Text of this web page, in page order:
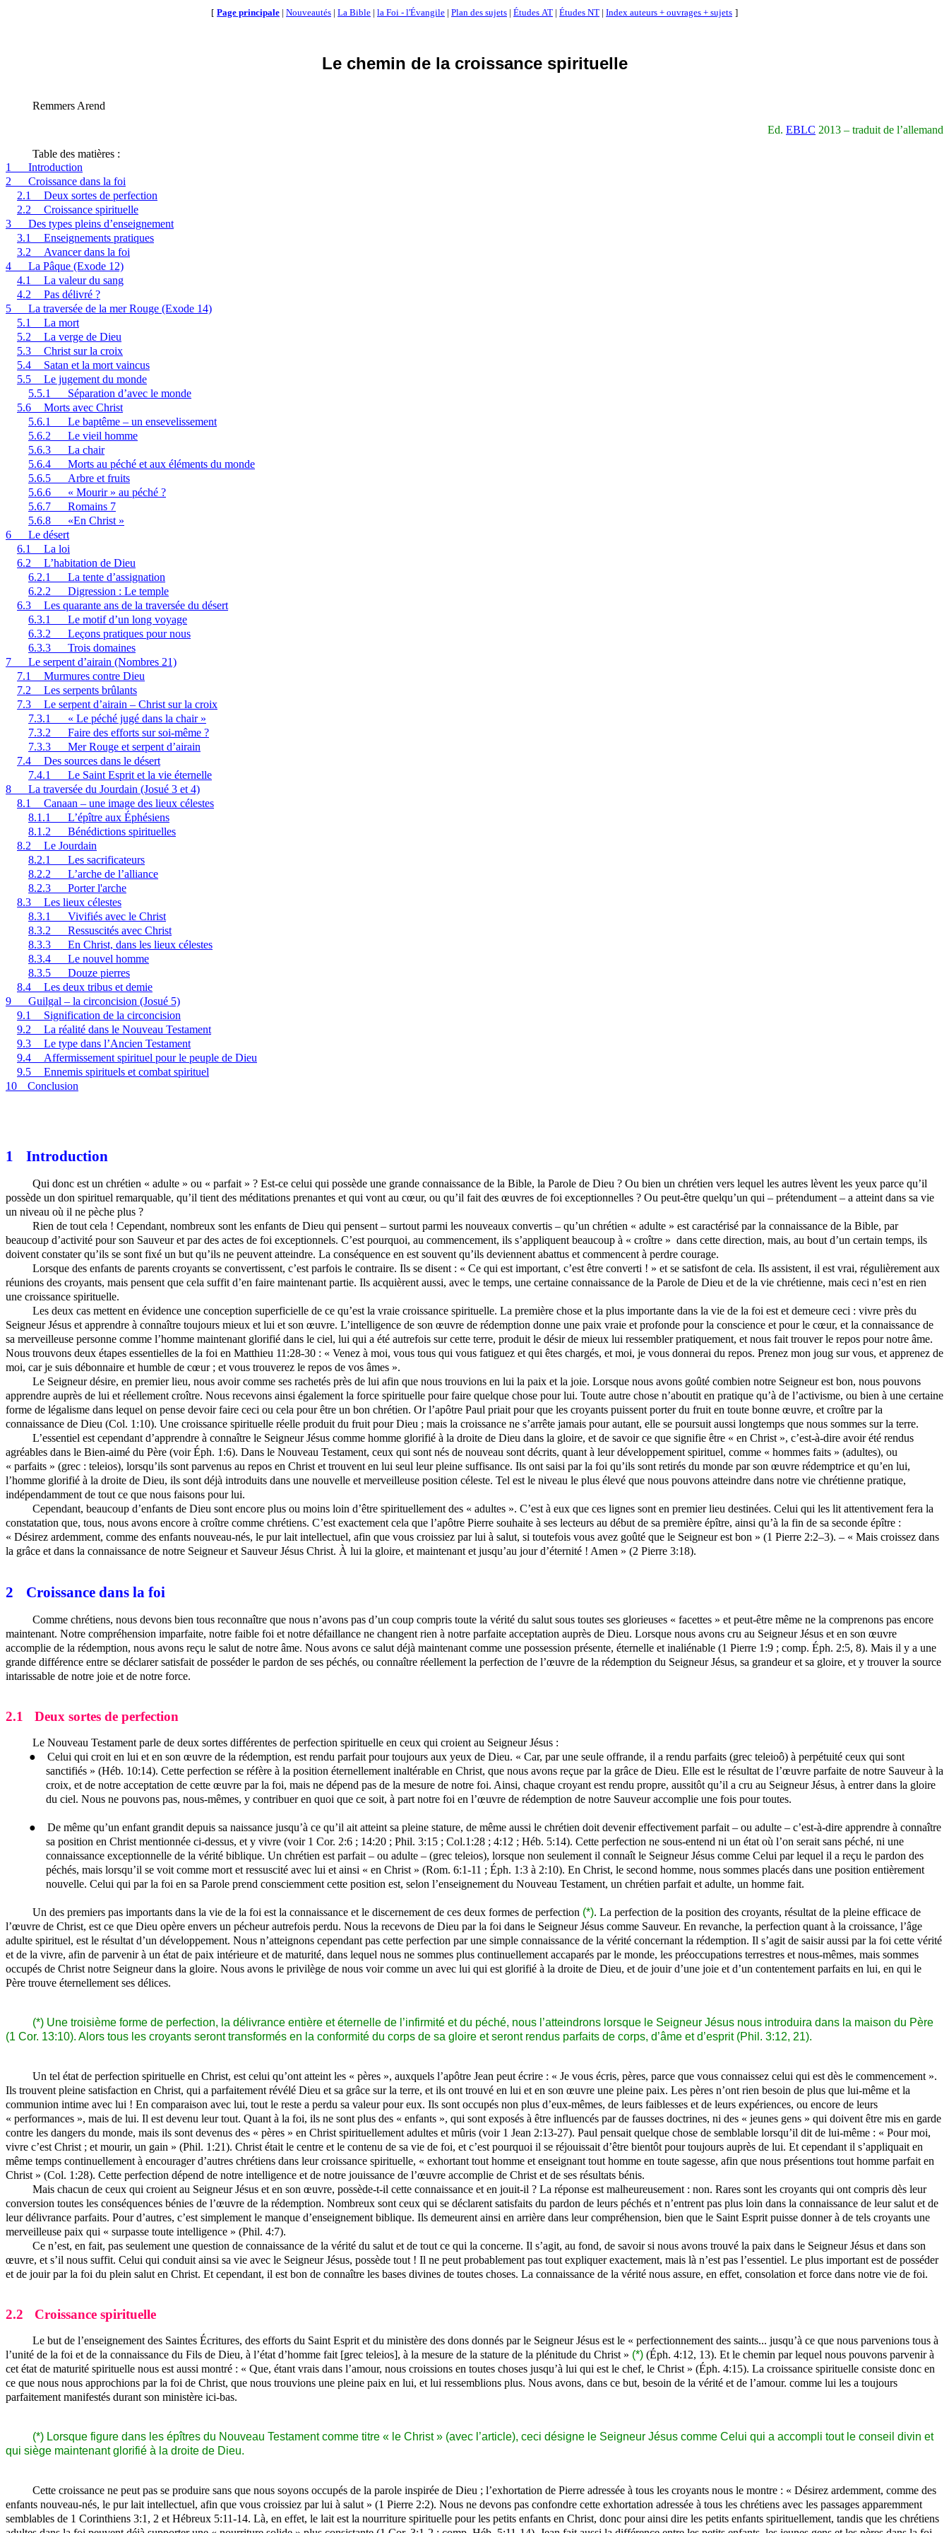
[ Page principale | Nouveautés | La Bible | la Foi - l'Évangile | Plan des sujets | Études AT | Études NT | Index auteurs + ouvrages + sujets ]
Le chemin de la croissance spirituelle
Remmers Arend
Ed. EBLC 2013 – traduit de l’allemand
Table des matières :
1
Introduction
2
Croissance dans la foi
2.1
Deux sortes de perfection
2.2
Croissance spirituelle
3
Des types pleins d’enseignement
3.1
Enseignements pratiques
3.2
Avancer dans la foi
4
La Pâque (Exode 12)
4.1
La valeur du sang
4.2
Pas délivré ?
5
La traversée de la mer Rouge (Exode 14)
5.1
La mort
5.2
La verge de Dieu
5.3
Christ sur la croix
5.4
Satan et la mort vaincus
5.5
Le jugement du monde
5.5.1
Séparation d’avec le monde
5.6
Morts avec Christ
5.6.1
Le baptême – un ensevelissement
5.6.2
Le vieil homme
5.6.3
La chair
5.6.4
Morts au péché et aux éléments du monde
5.6.5
Arbre et fruits
5.6.6
« Mourir » au péché ?
5.6.7
Romains 7
5.6.8
«En Christ »
6
Le désert
6.1
La loi
6.2
L’habitation de Dieu
6.2.1
La tente d’assignation
6.2.2
Digression : Le temple
6.3
Les quarante ans de la traversée du désert
6.3.1
Le motif d’un long voyage
6.3.2
Leçons pratiques pour nous
6.3.3
Trois domaines
7
Le serpent d’airain (Nombres 21)
7.1
Murmures contre Dieu
7.2
Les serpents brûlants
7.3
Le serpent d’airain – Christ sur la croix
7.3.1
« Le péché jugé dans la chair »
7.3.2
Faire des efforts sur soi-même ?
7.3.3
Mer Rouge et serpent d’airain
7.4
Des sources dans le désert
7.4.1
Le Saint Esprit et la vie éternelle
8
La traversée du Jourdain (Josué 3 et 4)
8.1
Canaan – une image des lieux célestes
8.1.1
L’épître aux Éphésiens
8.1.2
Bénédictions spirituelles
8.2
Le Jourdain
8.2.1
Les sacrificateurs
8.2.2
L’arche de l’alliance
8.2.3
Porter l'arche
8.3
Les lieux célestes
8.3.1
Vivifiés avec le Christ
8.3.2
Ressuscités avec Christ
8.3.3
En Christ, dans les lieux célestes
8.3.4
Le nouvel homme
8.3.5
Douze pierres
8.4
Les deux tribus et demie
9
Guilgal – la circoncision (Josué 5)
9.1
Signification de la circoncision
9.2
La réalité dans le Nouveau Testament
9.3
Le type dans l’Ancien Testament
9.4
Affermissement spirituel pour le peuple de Dieu
9.5
Ennemis spirituels et combat spirituel
10
Conclusion
1 Introduction
Qui donc est un chrétien « adulte » ou « parfait » ? Est-ce celui qui possède une grande connaissance de la Bible, la Parole de Dieu ? Ou bien un chrétien vers lequel les autres lèvent les yeux parce qu’il
possède un don spirituel remarquable, qu’il tient des méditations prenantes et qui vont au cœur, ou qu’il fait des œuvres de foi exceptionnelles ? Ou peut-être quelqu’un qui – prétendument – a atteint dans sa vie
un niveau où il ne pèche plus ?
Rien de tout cela ! Cependant, nombreux sont les enfants de Dieu qui pensent – surtout parmi les nouveaux convertis – qu’un chrétien « adulte » est caractérisé par la connaissance de la Bible, par
beaucoup d’activité pour son Sauveur et par des actes de foi exceptionnels. C’est pourquoi, au commencement, ils s’appliquent beaucoup à « croître » dans cette direction, mais, au bout d’un certain temps, ils
doivent constater qu’ils se sont fixé un but qu’ils ne peuvent atteindre. La conséquence en est souvent qu’ils deviennent abattus et commencent à perdre courage.
Lorsque des enfants de parents croyants se convertissent, c’est parfois le contraire. Ils se disent : « Ce qui est important, c’est être converti ! » et se satisfont de cela. Ils assistent, il est vrai, régulièrement aux
réunions des croyants, mais pensent que cela suffit d’en faire maintenant partie. Ils acquièrent aussi, avec le temps, une certaine connaissance de la Parole de Dieu et de la vie chrétienne, mais ceci n’est en rien
une croissance spirituelle.
Les deux cas mettent en évidence une conception superficielle de ce qu’est la vraie croissance spirituelle. La première chose et la plus importante dans la vie de la foi est et demeure ceci : vivre près du
Seigneur Jésus et apprendre à connaître toujours mieux et lui et son œuvre. L’intelligence de son œuvre de rédemption donne une paix vraie et profonde pour la conscience et pour le cœur, et la connaissance de
sa merveilleuse personne comme l’homme maintenant glorifié dans le ciel, lui qui a été autrefois sur cette terre, produit le désir de mieux lui ressembler pratiquement, et nous fait trouver le repos pour notre âme.
Nous trouvons deux étapes essentielles de la foi en Matthieu 11:28-30 : « Venez à moi, vous tous qui vous fatiguez et qui êtes chargés, et moi, je vous donnerai du repos. Prenez mon joug sur vous, et apprenez de
moi, car je suis débonnaire et humble de cœur ; et vous trouverez le repos de vos âmes ».
Le Seigneur désire, en premier lieu, nous avoir comme ses rachetés près de lui afin que nous trouvions en lui la paix et la joie. Lorsque nous avons goûté combien notre Seigneur est bon, nous pouvons
apprendre auprès de lui et réellement croître. Nous recevons ainsi également la force spirituelle pour faire quelque chose pour lui. Toute autre chose n’aboutit en pratique qu’à de l’activisme, ou bien à une certaine
forme de légalisme dans lequel on pense devoir faire ceci ou cela pour être un bon chrétien. Or l’apôtre Paul priait pour que les croyants puissent porter du fruit en toute bonne œuvre, et croître par la
connaissance de Dieu (Col. 1:10). Une croissance spirituelle réelle produit du fruit pour Dieu ; mais la croissance ne s’arrête jamais pour autant, elle se poursuit aussi longtemps que nous sommes sur la terre.
L’essentiel est cependant d’apprendre à connaître le Seigneur Jésus comme homme glorifié à la droite de Dieu dans la gloire, et de savoir ce que signifie être « en Christ », c’est-à-dire avoir été rendus
agréables dans le Bien-aimé du Père (voir Éph. 1:6). Dans le Nouveau Testament, ceux qui sont nés de nouveau sont décrits, quant à leur développement spirituel, comme « hommes faits » (adultes), ou
« parfaits » (grec : teleios), lorsqu’ils sont parvenus au repos en Christ et trouvent en lui seul leur pleine suffisance. Ils ont saisi par la foi qu’ils sont retirés du monde par son œuvre rédemptrice et qu’en lui,
l’homme glorifié à la droite de Dieu, ils sont déjà introduits dans une nouvelle et merveilleuse position céleste. Tel est le niveau le plus élevé que nous pouvons atteindre dans notre vie chrétienne pratique,
indépendamment de tout ce que nous faisons pour lui.
Cependant, beaucoup d’enfants de Dieu sont encore plus ou moins loin d’être spirituellement des « adultes ». C’est à eux que ces lignes sont en premier lieu destinées. Celui qui les lit attentivement fera la
constatation que, tous, nous avons encore à croître comme chrétiens. C’est exactement cela que l’apôtre Pierre souhaite à ses lecteurs au début de sa première épître, ainsi qu’à la fin de sa seconde épître :
« Désirez ardemment, comme des enfants nouveau-nés, le pur lait intellectuel, afin que vous croissiez par lui à salut, si toutefois vous avez goûté que le Seigneur est bon » (1 Pierre 2:2–3). – « Mais croissez dans
la grâce et dans la connaissance de notre Seigneur et Sauveur Jésus Christ. À lui la gloire, et maintenant et jusqu’au jour d’éternité ! Amen » (2 Pierre 3:18).
2 Croissance dans la foi
Comme chrétiens, nous devons bien tous reconnaître que nous n’avons pas d’un coup compris toute la vérité du salut sous toutes ses glorieuses « facettes » et peut-être même ne la comprenons pas encore
maintenant. Notre compréhension imparfaite, notre faible foi et notre défaillance ne changent rien à notre parfaite acceptation auprès de Dieu. Lorsque nous avons cru au Seigneur Jésus et en son œuvre
accomplie de la rédemption, nous avons reçu le salut de notre âme. Nous avons ce salut déjà maintenant comme une possession présente, éternelle et inaliénable (1 Pierre 1:9 ; comp. Éph. 2:5, 8). Mais il y a une
grande différence entre se déclarer satisfait de posséder le pardon de ses péchés, ou connaître réellement la perfection de l’œuvre de la rédemption du Seigneur Jésus, sa grandeur et sa gloire, et y trouver la source
intarissable de notre joie et de notre force.
2.1 Deux sortes de perfection
Le Nouveau Testament parle de deux sortes différentes de perfection spirituelle en ceux qui croient au Seigneur Jésus :
● Celui qui croit en lui et en son œuvre de la rédemption, est rendu parfait pour toujours aux yeux de Dieu. « Car, par une seule offrande, il a rendu parfaits (grec teleioô) à perpétuité ceux qui sont
sanctifiés » (Héb. 10:14). Cette perfection se réfère à la position éternellement inaltérable en Christ, que nous avons reçue par la grâce de Dieu. Elle est le résultat de l’œuvre parfaite de notre Sauveur à la
croix, et de notre acceptation de cette œuvre par la foi, mais ne dépend pas de la mesure de notre foi. Ainsi, chaque croyant est rendu propre, aussitôt qu’il a cru au Seigneur Jésus, à entrer dans la gloire
du ciel. Nous ne pouvons pas, nous-mêmes, y contribuer en quoi que ce soit, à part notre foi en l’œuvre de rédemption de notre Sauveur accomplie une fois pour toutes.
● De même qu’un enfant grandit depuis sa naissance jusqu’à ce qu’il ait atteint sa pleine stature, de même aussi le chrétien doit devenir effectivement parfait – ou adulte – c’est-à-dire apprendre à connaître
sa position en Christ mentionnée ci-dessus, et y vivre (voir 1 Cor. 2:6 ; 14:20 ; Phil. 3:15 ; Col.1:28 ; 4:12 ; Héb. 5:14). Cette perfection ne sous-entend ni un état où l’on serait sans péché, ni une
connaissance exceptionnelle de la vérité biblique. Un chrétien est parfait – ou adulte – (grec teleios), lorsque non seulement il connaît le Seigneur Jésus comme Celui par lequel il a reçu le pardon des
péchés, mais lorsqu’il se voit comme mort et ressuscité avec lui et ainsi « en Christ » (Rom. 6:1‑11 ; Éph. 1:3 à 2:10). En Christ, le second homme, nous sommes placés dans une position entièrement
nouvelle. Celui qui par la foi en sa Parole prend consciemment cette position est, selon l’enseignement du Nouveau Testament, un chrétien parfait et adulte, un homme fait.
Un des premiers pas importants dans la vie de la foi est la connaissance et le discernement de ces deux formes de perfection (*). La perfection de la position des croyants, résultat de la pleine efficace de
l’œuvre de Christ, est ce que Dieu opère envers un pécheur autrefois perdu. Nous la recevons de Dieu par la foi dans le Seigneur Jésus comme Sauveur. En revanche, la perfection quant à la croissance, l’âge
adulte spirituel, est le résultat d’un développement. Nous n’atteignons cependant pas cette perfection par une simple connaissance de la vérité concernant la rédemption. Il s’agit de saisir aussi par la foi cette vérité
et de la vivre, afin de parvenir à un état de paix intérieure et de maturité, dans lequel nous ne sommes plus continuellement accaparés par le monde, les préoccupations terrestres et nous-mêmes, mais sommes
occupés de Christ notre Seigneur dans la gloire. Nous avons le privilège de nous voir comme un avec lui qui est glorifié à la droite de Dieu, et de jouir d’une joie et d’un contentement parfaits en lui, en qui le
Père trouve éternellement ses délices.
(*) Une troisième forme de perfection, la délivrance entière et éternelle de l’infirmité et du péché, nous l’atteindrons lorsque le Seigneur Jésus nous introduira dans la maison du Père
(1 Cor. 13:10). Alors tous les croyants seront transformés en la conformité du corps de sa gloire et seront rendus parfaits de corps, d’âme et d’esprit (Phil. 3:12, 21).
Un tel état de perfection spirituelle en Christ, est celui qu’ont atteint les « pères », auxquels l’apôtre Jean peut écrire : « Je vous écris, pères, parce que vous connaissez celui qui est dès le commencement ».
Ils trouvent pleine satisfaction en Christ, qui a parfaitement révélé Dieu et sa grâce sur la terre, et ils ont trouvé en lui et en son œuvre une pleine paix. Les pères n’ont rien besoin de plus que lui-même et la
communion intime avec lui ! En comparaison avec lui, tout le reste a perdu sa valeur pour eux. Ils sont occupés non plus d’eux-mêmes, de leurs faiblesses et de leurs expériences, ou encore de leurs
« performances », mais de lui. Il est devenu leur tout. Quant à la foi, ils ne sont plus des « enfants », qui sont exposés à être influencés par de fausses doctrines, ni des « jeunes gens » qui doivent être mis en garde
contre les dangers du monde, mais ils sont devenus des « pères » en Christ spirituellement adultes et mûris (voir 1 Jean 2:13‑27). Paul pensait quelque chose de semblable lorsqu’il dit de lui-même : « Pour moi,
vivre c’est Christ ; et mourir, un gain » (Phil. 1:21). Christ était le centre et le contenu de sa vie de foi, et c’est pourquoi il se réjouissait d’être bientôt pour toujours auprès de lui. Et cependant il s’appliquait en
même temps continuellement à encourager d’autres chrétiens dans leur croissance spirituelle, « exhortant tout homme et enseignant tout homme en toute sagesse, afin que nous présentions tout homme parfait en
Christ » (Col. 1:28). Cette perfection dépend de notre intelligence et de notre jouissance de l’œuvre accomplie de Christ et de ses résultats bénis.
Mais chacun de ceux qui croient au Seigneur Jésus et en son œuvre, possède-t-il cette connaissance et en jouit-il ? La réponse est malheureusement : non. Rares sont les croyants qui ont compris dès leur
conversion toutes les conséquences bénies de l’œuvre de la rédemption. Nombreux sont ceux qui se déclarent satisfaits du pardon de leurs péchés et n’entrent pas plus loin dans la connaissance de leur salut et de
leur délivrance parfaits. Pour d’autres, c’est simplement le manque d’enseignement biblique. Ils demeurent ainsi en arrière dans leur compréhension, bien que le Saint Esprit puisse donner à de tels croyants une
merveilleuse paix qui « surpasse toute intelligence » (Phil. 4:7).
Ce n’est, en fait, pas seulement une question de connaissance de la vérité du salut et de tout ce qui la concerne. Il s’agit, au fond, de savoir si nous avons trouvé la paix dans le Seigneur Jésus et dans son
œuvre, et s’il nous suffit. Celui qui conduit ainsi sa vie avec le Seigneur Jésus, possède tout ! Il ne peut probablement pas tout expliquer exactement, mais là n’est pas l’essentiel. Le plus important est de posséder
et de jouir par la foi du plein salut en Christ. Et cependant, il est bon de connaître les bases divines de toutes choses. La connaissance de la vérité nous assure, en effet, consolation et force dans notre vie de foi.
2.2 Croissance spirituelle
Le but de l’enseignement des Saintes Écritures, des efforts du Saint Esprit et du ministère des dons donnés par le Seigneur Jésus est le « perfectionnement des saints... jusqu’à ce que nous parvenions tous à
l’unité de la foi et de la connaissance du Fils de Dieu, à l’état d’homme fait [grec teleios], à la mesure de la stature de la plénitude du Christ » (*) (Éph. 4:12, 13). Et le chemin par lequel nous pouvons parvenir à
cet état de maturité spirituelle nous est aussi montré : « Que, étant vrais dans l’amour, nous croissions en toutes choses jusqu’à lui qui est le chef, le Christ » (Éph. 4:15). La croissance spirituelle consiste donc en
ce que nous nous approchions par la foi de Christ, que nous trouvions une pleine paix en lui, et lui ressemblions plus. Nous avons, dans ce but, besoin de la vérité et de l’amour. comme lui les a toujours
parfaitement manifestés durant son ministère ici-bas.
(*) Lorsque figure dans les épîtres du Nouveau Testament comme titre « le Christ » (avec l’article), ceci désigne le Seigneur Jésus comme Celui qui a accompli tout le conseil divin et
qui siège maintenant glorifié à la droite de Dieu.
Cette croissance ne peut pas se produire sans que nous soyons occupés de la parole inspirée de Dieu ; l’exhortation de Pierre adressée à tous les croyants nous le montre : « Désirez ardemment, comme des
enfants nouveau-nés, le pur lait intellectuel, afin que vous croissiez par lui à salut » (1 Pierre 2:2). Nous ne devons pas confondre cette exhortation adressée à tous les chrétiens avec les passages apparemment
semblables de 1 Corinthiens 3:1, 2 et Hébreux 5:11‑14. Là, en effet, le lait est la nourriture spirituelle pour les petits enfants en Christ, donc pour ainsi dire les petits enfants spirituellement, tandis que les chrétiens